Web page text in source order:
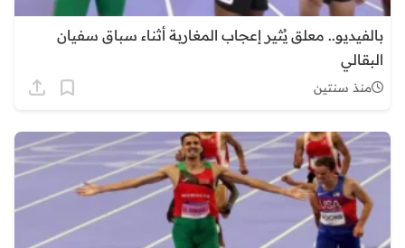
بالفيديو.. معلق يُثير إعجاب المغاربة أثناء سباق سفيان
البقالي
منذ سنتين